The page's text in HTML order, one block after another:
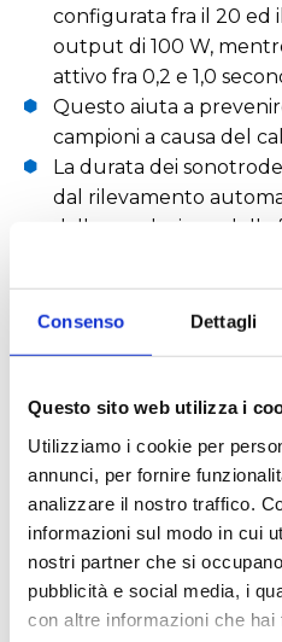
Consenso Dettagli
Questo sito web utilizza i
Utilizziamo i cookie per
annunci, per fornire
analizzare il nostro traffico.
informazioni sul modo in cui
nostri partner che si
pubblicità e social media, i
con altre informazioni che hai
configurata fra il 20 ed
output di 100 W,
attivo fra 0,2 e 1,0
Questo aiuta a
campioni a causa del
La durata dei
dal rilevamento
dalla regolazione della
Il volume massimo del
una serie oppure fino
una cella di flusso.
dimensioni (WxHxD):
peso: 0,75 Kg;